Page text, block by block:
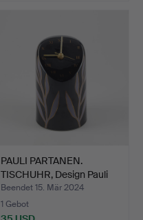
PAULI PARTANEN.
TISCHUHR, Design Pauli
Par…
Beendet 15. Mär 2024
1 Gebot